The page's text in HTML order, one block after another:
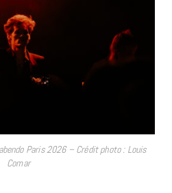
Paris 2026 – Crédit photo : Louis
Comar